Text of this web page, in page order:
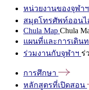
หน่วยงานของจุฬาฯ
สมุดโทรศัพท์ออนไ
Chula Map Chula
แผนที่และการเดิน
ร่วมงานกับจุฬาฯ ร่
การศึกษา
หลักสูตรที่เปิดสอน